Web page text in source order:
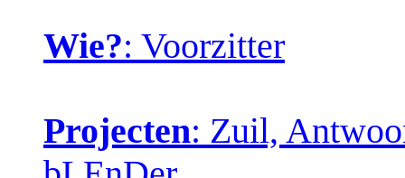
Wie?: Voorzitter
Projecten: Zuil,